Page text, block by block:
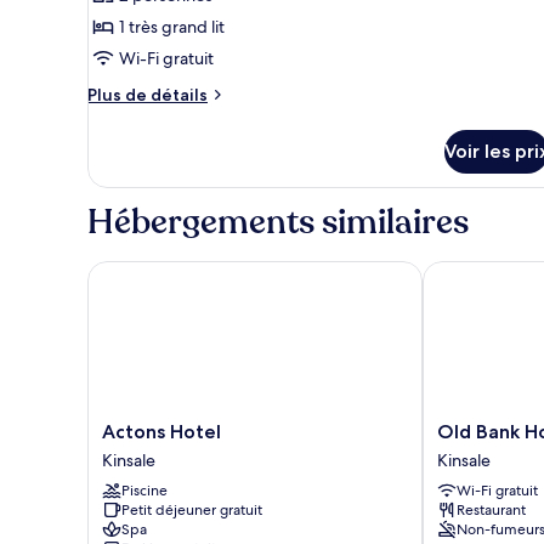
ce
type
chambre :
côté
jardin
1 très grand lit
Wi-Fi gratuit
Plus de détails
Plus
le
type
de
Suite
Voir les
Hébergements similaires
Actons
Hotel
Kinsale
Actons Hotel
Kinsale
Piscine
Petit déjeuner gratuit
Spa
Actons Hotel
Old
Bank
House
Kinsale
Kinsale
Old Bank
Kinsale
Wi-Fi gratuit
Restaurant
Non-fumeurs
Old Bank